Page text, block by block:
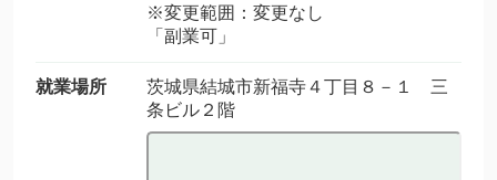
※変更範囲：変更なし
「副業可」
就業場所
茨城県結城市新福寺４丁目８－１ 三
条ビル２階